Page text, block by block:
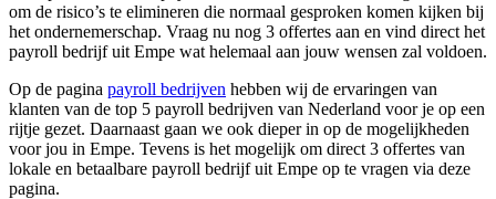
om de risico’s te elimineren die normaal gesproken komen kijken bij
het ondernemerschap. Vraag nu nog 3 offertes aan en vind direct het
payroll bedrijf uit Empe wat helemaal aan jouw wensen zal voldoen.
Op de pagina payroll bedrijven hebben wij de ervaringen van
klanten van de top 5 payroll bedrijven van Nederland voor je op een
rijtje gezet. Daarnaast gaan we ook dieper in op de mogelijkheden
voor jou in Empe. Tevens is het mogelijk om direct 3 offertes van
lokale en betaalbare payroll bedrijf uit Empe op te vragen via deze
pagina.